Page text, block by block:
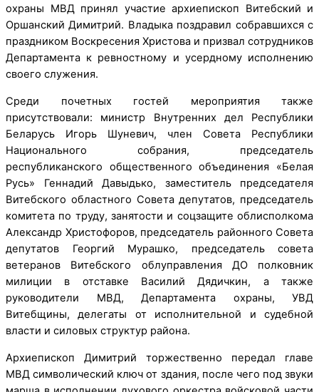
охраны МВД принял участие архиепископ Витебский и
Оршанский Димитрий. Владыка поздравил собравшихся с
праздником Воскресения Христова и призвал сотрудников
Департамента к ревностному и усердному исполнению
своего служения.
Среди почетных гостей мероприятия также
присутствовали: министр Внутренних дел Республики
Беларусь Игорь Шуневич, член Совета Республики
Национального собрания, председатель
республиканского общественного объединения «Белая
Русь» Геннадий Давыдько, заместитель председателя
Витебского областного Совета депутатов, председатель
комитета по труду, занятости и соцзащите облисполкома
Александр Христофоров, председатель районного Совета
депутатов Георгий Мурашко, председатель совета
ветеранов Витебского облуправления ДОполковник
милиции в отставке Василий Дядичкин, а также
руководители МВД, Департамента охраны, УВД
Витебщины, делегаты от исполнительной и судебной
власти и силовых структур района.
Архиепископ Димитрий торжественно передал главе
МВД символический ключ от здания, после чего под звуки